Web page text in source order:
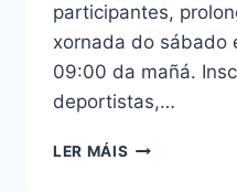
participantes,
xornada do sábado
09:00 da mañá.
deportistas,…
LER MÁIS CAMPIONATO